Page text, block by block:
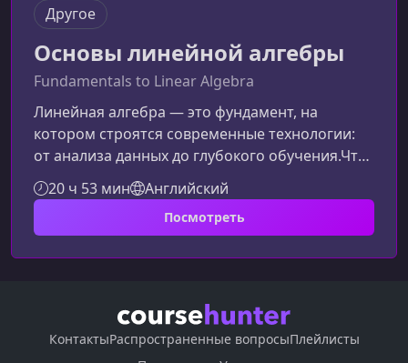
Другое
Основы линейной алгебры
Fundamentals to Linear Algebra
Линейная алгебра — это фундамент, на
котором строятся современные технологии:
от анализа данных до глубокого обучения.Что
такое курс «Основы линейной алгебры»Курс
знакомит студентов с ключевыми понятиями
линейной алгебры и показывает, как
инженерных, научных и аналитических задач.
позволяя уверенно работать с векторами,
матрицами, преобразованиями и методами,
лежащими в основ
20 ч 53 мин Английский
Посмотреть
КонтактыРаспространенные вопросыПлейлисты